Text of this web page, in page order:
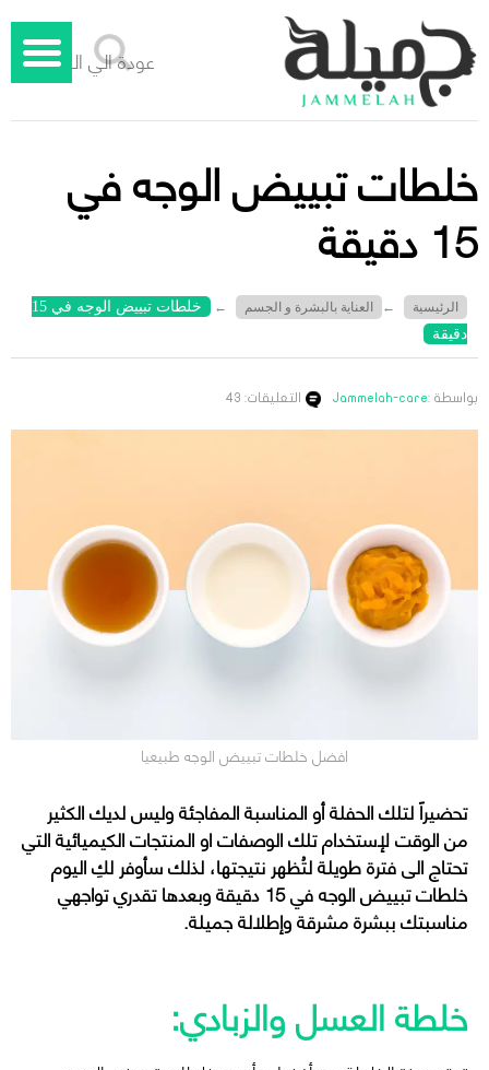
عودة الي الوراء
خلطات تبييض الوجه في
15 دقيقة
الرئيسية ← العناية بالبشرة و الجسم ←
خلطات تبييض الوجه في 15
دقيقة
بواسطة :Jammelah-care التعليقات: 43
افضل خلطات تبييض الوجه طبيعيا
تحضيراً لتلك الحفلة أو المناسبة المفاجئة وليس لديك الكثير
من الوقت لإستخدام تلك الوصفات او المنتجات الكيميائية التي
تحتاج الى فترة طويلة لتُظهر نتيجتها، لذلك سأوفر لكِ اليوم
خلطات تبييض الوجه في 15 دقيقة وبعدها تقدري تواجهي
مناسبتك ببشرة مشرقة وإطلالة جميلة.
خلطةالعسلوالزبادي: